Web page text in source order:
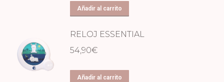
Añadir al carrito
RELOJ ESSENTIAL
54,90€
Añadir al carrito